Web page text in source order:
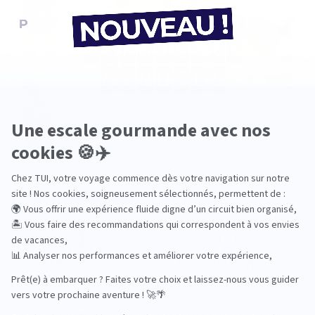
Pourquoi choisir TUI ?
TUI, acteur du
tourisme durable
Des hôtels choisis
avec soin